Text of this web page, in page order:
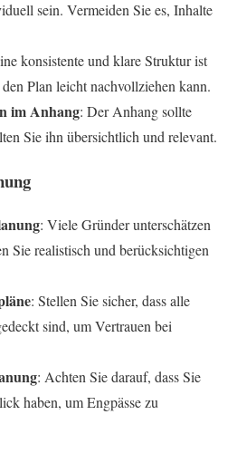
sein. Vermeiden Sie es, Inhalte
konsistente und klare Struktur ist
Plan leicht nachvollziehen kann.
im Anhang: Der Anhang sollte
Sie ihn übersichtlich und relevant.
: Viele Gründer unterschätzen
Sie realistisch und berücksichtigen
: Stellen Sie sicher, dass alle
sind, um Vertrauen bei
: Achten Sie darauf, dass Sie
haben, um Engpässe zu